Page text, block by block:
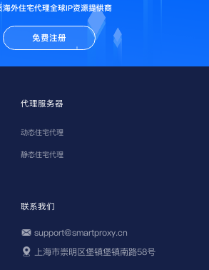
海外住宅代理全球IP资源提供商
免费注册
代理服务器
动态住宅代理
静态住宅代理
联系我们
support@smartproxy.cn
上海市崇明区堡镇堡镇南路58号